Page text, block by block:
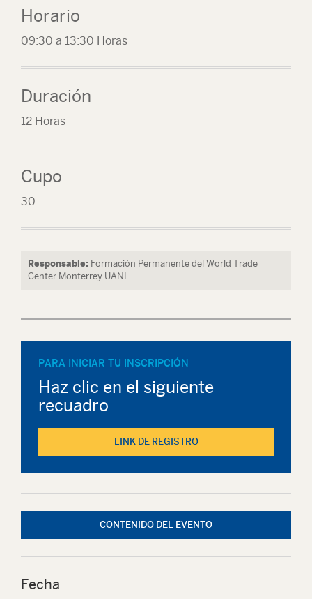
Horario
09:30 a 13:30 Horas
Duración
12 Horas
Cupo
30
Responsable: Formación Permanente del World Trade
Center Monterrey UANL
PARA INICIAR TU INSCRIPCIÓN
Haz clic en el siguiente
recuadro
LINK DE REGISTRO
CONTENIDO DEL EVENTO
Fecha